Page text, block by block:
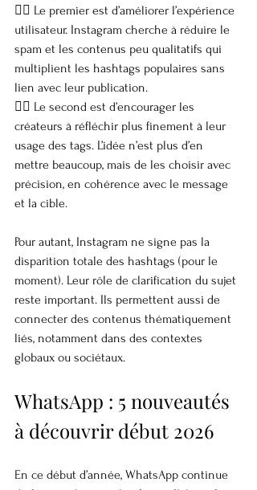
👉🏼 Le premier est d’améliorer l’expérience
utilisateur. Instagram cherche à réduire le
spam et les contenus peu qualitatifs qui
multiplient les hashtags populaires sans
lien avec leur publication.
👉🏼 Le second est d’encourager les
créateurs à réfléchir plus finement à leur
usage des tags. L’idée n’est plus d’en
mettre beaucoup, mais de les choisir avec
précision, en cohérence avec le message
et la cible.
Pour autant, Instagram ne signe pas la
disparition totale des hashtags (pour le
moment). Leur rôle de clarification du sujet
reste important. Ils permettent aussi de
connecter des contenus thématiquement
liés, notamment dans des contextes
globaux ou sociétaux.
WhatsApp : 5 nouveautés
à découvrir début 2026
En ce début d’année, WhatsApp continue